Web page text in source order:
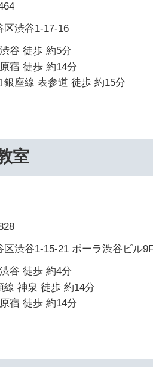
区渋谷1-17-16
谷 徒歩 約5分
宿 徒歩 約14分
銀座線 表参道 徒歩 約15分
室
区渋谷1-15-21 ポーラ渋谷ビル
谷 徒歩 約4分
線 神泉 徒歩 約14分
宿 徒歩 約14分